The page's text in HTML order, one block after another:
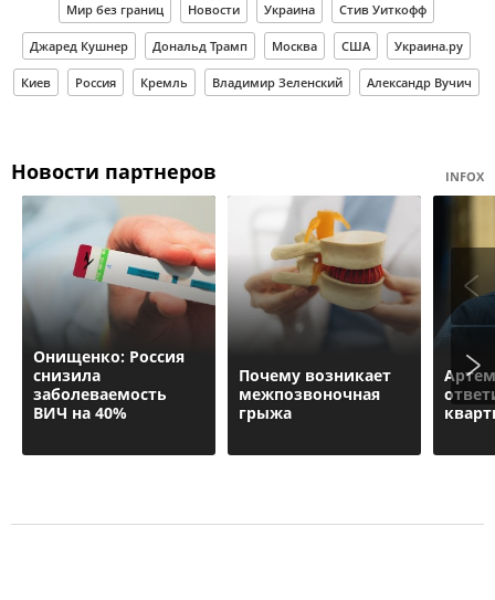
Мир без границ Новости Украина Стив Уиткофф
Джаред Кушнер Дональд Трамп Москва США Украина.ру
Киев Россия Кремль Владимир Зеленский Александр Вучич
Новости партнеров INFOX
Онищенко: Россия
снизила
заболеваемость
ВИЧ на 40%
Почему возникает
межпозвоночная
грыжа